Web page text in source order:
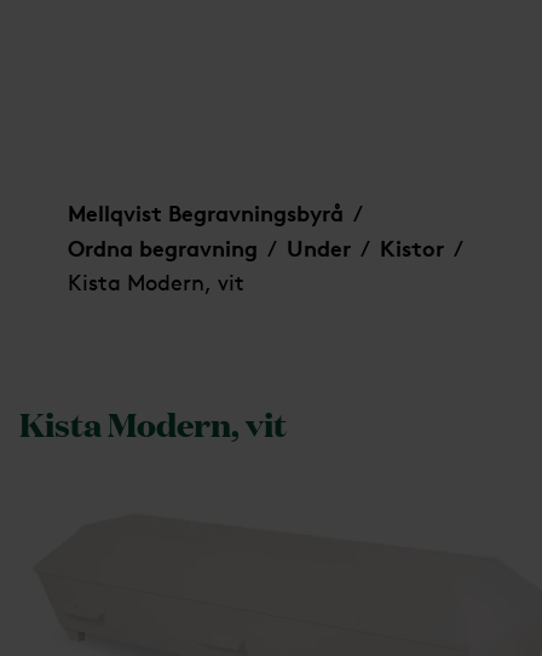
Mellqvist Begravningsbyrå /
Ordna begravning / Under / Kistor /
Kista Modern, vit
Kista Modern, vit